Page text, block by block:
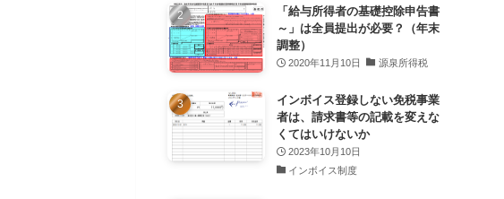
「給与所得者の基礎控除申告書
～」は全員提出が必要？（年末
調整）
2020年11月10日 源泉所得税
インボイス登録しない免税事業
者は、請求書等の記載を変えな
くてはいけないか
2023年10月10日
インボイス制度